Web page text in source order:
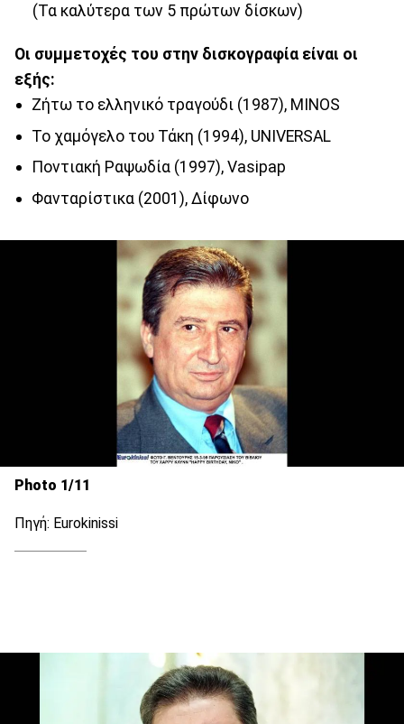
(Τα καλύτερα των 5 πρώτων δίσκων)
Οι συμμετοχές του στην δισκογραφία είναι οι
εξής:
Ζήτω το ελληνικό τραγούδι (1987), MINOS
Το χαμόγελο του Τάκη (1994), UNIVERSAL
Ποντιακή Ραψωδία (1997), Vasipap
Φανταρίστικα (2001), Δίφωνο
Photo 1/11
Πηγή: Eurokinissi